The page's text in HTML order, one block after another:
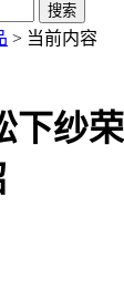
搜索
> 当前内容
下纱